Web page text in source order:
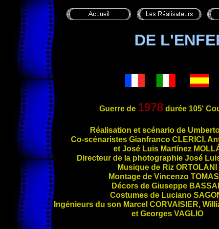
DE
Guerre de 1978durée 105'
Réalisation et scénario de
Co-scénaristes Gianfranco CLERICI,
et José Luis Martínez
Directeur de la photographie José
Musique de Riz ORTOLANI
Montage de Vincenzo
Décors de Giuseppe
Costumes de Luciano
Ingénieurs du son Marcel CORVAISIER,
et Georges VAGLIO